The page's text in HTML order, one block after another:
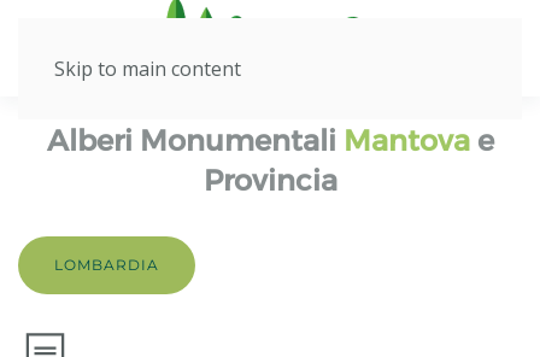
Skip to main content
Alberi Monumentali Mantovae
Provincia
LOMBARDIA